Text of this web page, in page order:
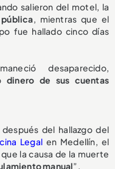
salieron del motel, la
, mientras que el
fue hallado cinco días
desaparecido,
dinero de sus cuentas
del hallazgo del
Legal en Medellín, el
la causa de la muerte
manual”.